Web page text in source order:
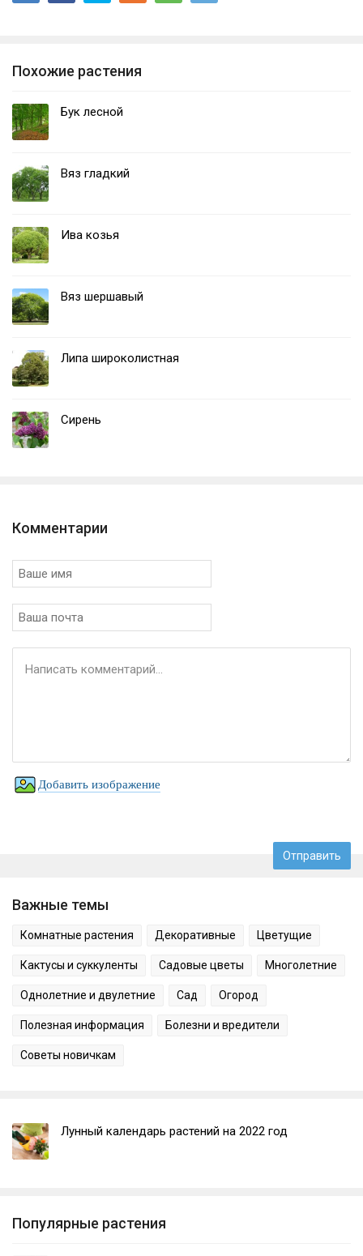
Похожие растения
Бук лесной
Вяз гладкий
Ива козья
Вяз шершавый
Липа широколистная
Сирень
Комментарии
Добавить изображение
Важные темы
Комнатные растения Декоративные Цветущие
Кактусы и суккуленты Садовые цветы Многолетние
Однолетние и двулетние Сад Огород
Полезная информация Болезни и вредители
Советы новичкам
Лунный календарь растений на 2022 год
Популярные растения